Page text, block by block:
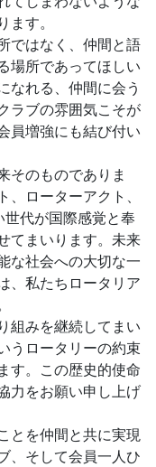
す。
ではなく、仲間と語
場所であってほしい
なれる、仲間に会う
ラブの雰囲気こそが
員増強にも結び付い
そのものでありま
ローターアクト、
代が国際感覚と奉
てまいります。未来
な社会への大切な一
、私たちロータリア
組みを継続してまい
うロータリーの約束
す。この歴史的使命
力をお願い申し上げ
とを仲間と共に実現
、そして会員一人ひ